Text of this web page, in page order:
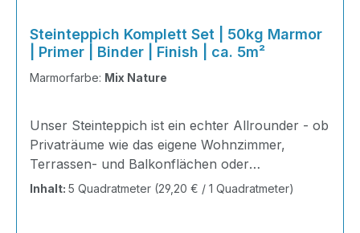
Steinteppich Komplett Set | 50kg Marmor
| Primer | Binder | Finish | ca. 5m²
Marmorfarbe: Mix Nature
Unser Steinteppich ist ein echter Allrounder - ob
Privaträume wie das eigene Wohnzimmer,
Terrassen- und Balkonflächen oder
Gewerbeobjekte und Austellungsräume; unsere
Inhalt: 5 Quadratmeter (29,20 € / 1 Quadratmeter)